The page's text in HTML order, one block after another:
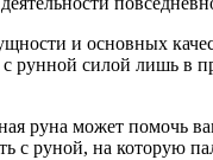
и основных
силой лишь в
руна может помочь
с руной, на которую